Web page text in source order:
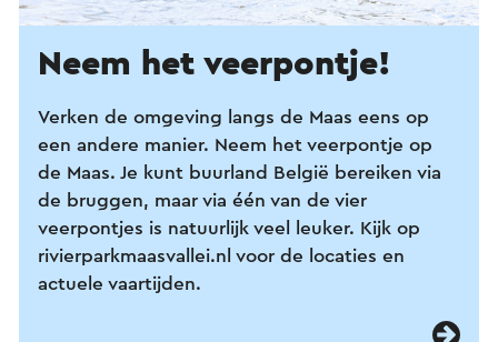
Neem het veerpontje!
Verken de omgeving langs de Maas eens op
een andere manier. Neem het veerpontje op
de Maas. Je kunt buurland België bereiken via
de bruggen, maar via één van de vier
veerpontjes is natuurlijk veel leuker. Kijk op
rivierparkmaasvallei.nl voor de locaties en
actuele vaartijden.